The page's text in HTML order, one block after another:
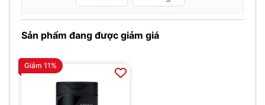
Sản phẩm đang được giảm giá
Giảm 11%